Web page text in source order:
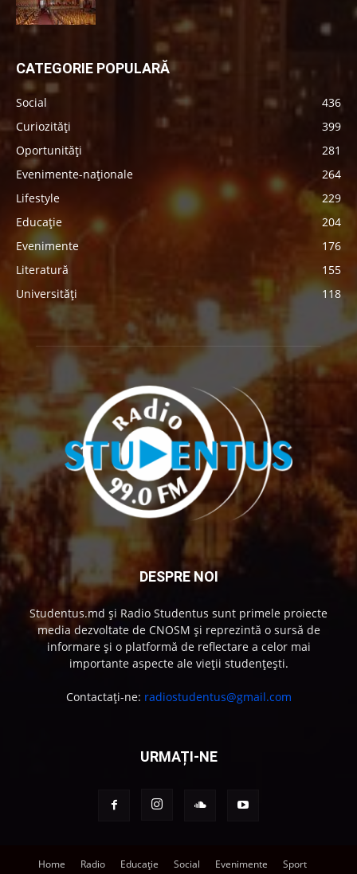
CATEGORIE POPULARĂ
Social
436
Curiozități
399
Oportunități
281
Evenimente-naționale
264
Lifestyle
229
Educație
204
Evenimente
176
Literatură
155
Universități
118
DESPRE NOI
Studentus.md și Radio Studentus sunt primele proiecte
media dezvoltate de CNOSM și reprezintă o sursă de
informare și o platformă de reflectare a celor mai
importante aspecte ale vieții studențești.
Contactați-ne: radiostudentus@gmail.com
URMAȚI-NE
Home Radio Educație Social Evenimente Sport